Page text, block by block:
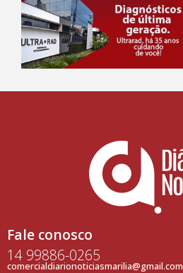
Fale conosco
14 99886-0265
comercialdiarionoticiasmarilia@gmail.com